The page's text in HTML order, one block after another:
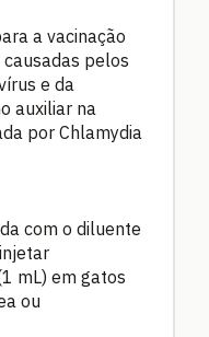
a vacinação
pelos
e da
auxiliar na
por Chlamydia
com o diluente
mL) em gatos
ou